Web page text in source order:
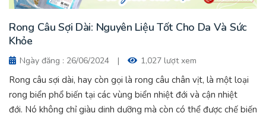
Rong Câu Sợi Dài: Nguyên Liệu Tốt Cho Da Và Sức
Khỏe
Ngày đăng : 26/06/2024 | 1,027 lượt xem
Rong câu sợi dài, hay còn gọi là rong câu chân vịt, là một loại
rong biển phổ biến tại các vùng biển nhiệt đới và cận nhiệt
đới. Nó không chỉ giàu dinh dưỡng mà còn có thể được chế biến